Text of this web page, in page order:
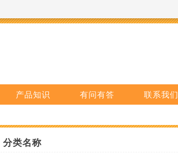
产品知识 有问有答 联系我们
分类名称